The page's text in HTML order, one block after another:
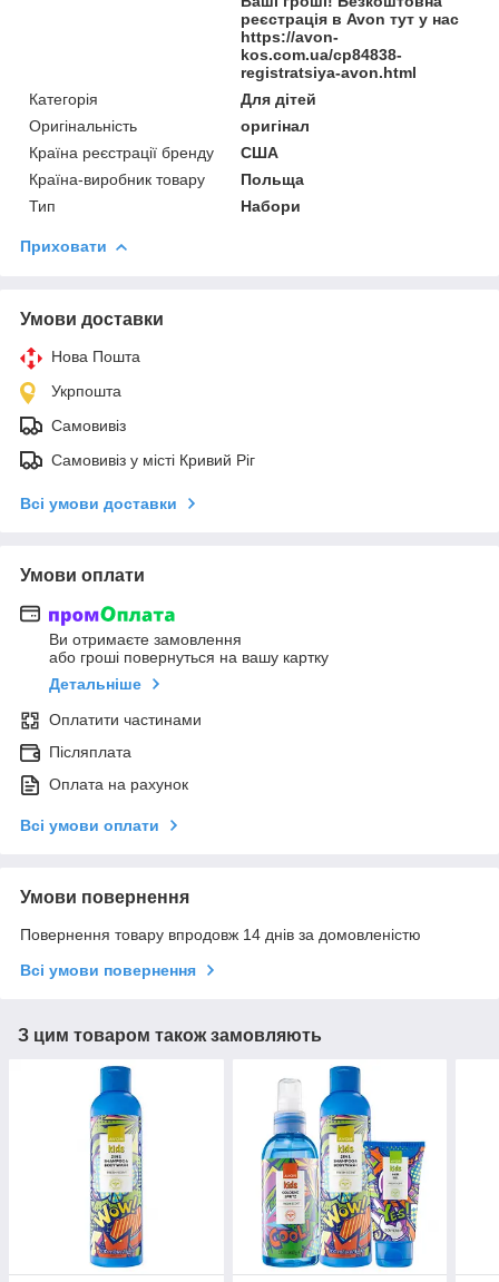
реєстрація в Avon тут у нас
https://avon-
kos.com.ua/cp84838-
registratsiya-avon.html
Категорія
Для дітей
Оригінальність
оригінал
Країна реєстрації бренду
США
Країна-виробник товару
Польща
Тип
Набори
Приховати
Умови доставки
Нова Пошта
Укрпошта
Самовивіз
Самовивіз у місті Кривий Ріг
Всі умови доставки
Умови оплати
Ви отримаєте замовлення
або гроші повернуться на вашу картку
Детальніше
Оплатити частинами
Післяплата
Оплата на рахунок
Всі умови оплати
Умови повернення
Повернення товару впродовж 14 днів за домовленістю
Всі умови повернення
З цим товаром також замовляють